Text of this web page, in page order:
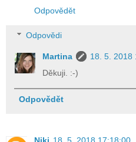
Odpovědět
Odpovědi
Martina
18. 5. 2018
Děkuji. :-)
Odpovědět